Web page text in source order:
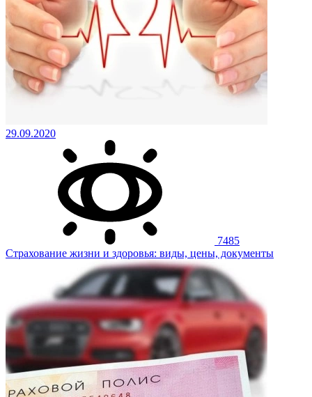
29.09.2020
7485
Страхование жизни и здоровья: виды, цены, документы